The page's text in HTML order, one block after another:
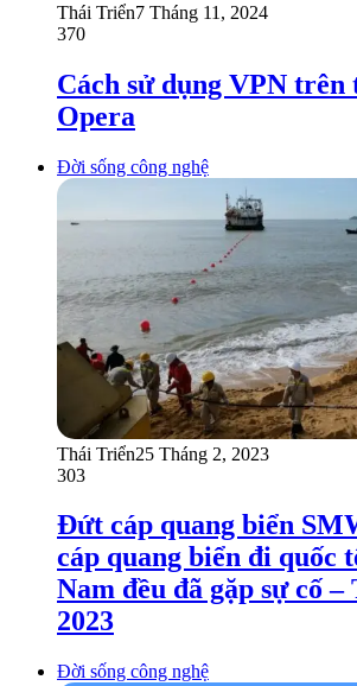
Thái Triển7 Tháng 11, 2024
370
Cách sử dụng VPN
Opera
Đời sống công nghệ
Thái Triển25 Tháng 2, 2023
303
Đứt cáp quang biển
cáp quang biển đi quốc
Nam đều đã gặp sự cố –
2023
Đời sống công nghệ